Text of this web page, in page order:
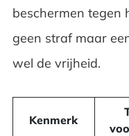
Is tbs verplicht?
Hoe lang duurt
Veelgestelde
beschermen tegen
geen straf maar
wel de vrijheid.
Kenmerk